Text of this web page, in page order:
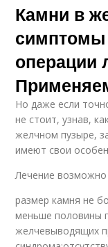
Камни в
симптомы
операции
Но даже если
не стоит, узнав,
желчном пузыре,
имеют свои
Лечение возможно
размер камня не
меньше половины
желчевыводящих